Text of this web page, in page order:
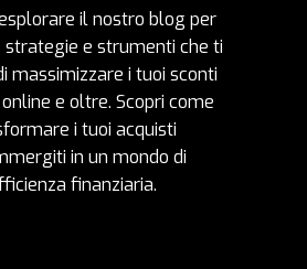
il nostro blog per
e strumenti che ti
massimizzare i tuoi sconti
e oltre. Scopri come
i tuoi acquisti
in un mondo di
finanziaria.